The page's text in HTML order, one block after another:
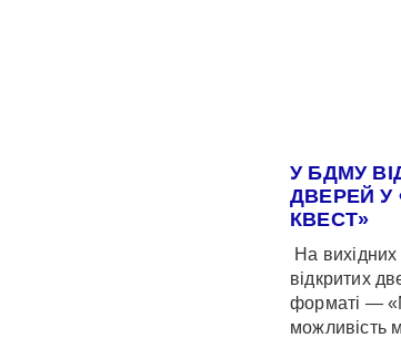
У БДМУ
ДВЕРЕЙ У
КВЕСТ»
На
відкритих
форматі —
можливість